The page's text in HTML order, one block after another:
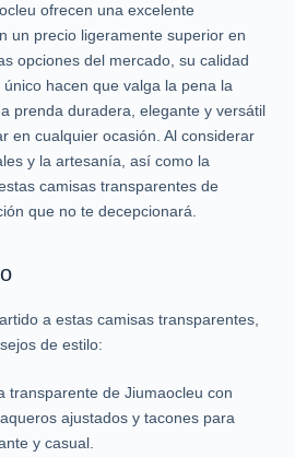
ofrecen una excelente
un precio ligeramente superior en
opciones del mercado, su calidad
hacen que valga la pena la
prenda duradera, elegante y versátil
en cualquier ocasión. Al considerar
y la artesanía, así como la
camisas transparentes de
que no te decepcionará.
a estas camisas transparentes,
de estilo:
transparente de Jiumaocleu con
ajustados y tacones para
y casual.